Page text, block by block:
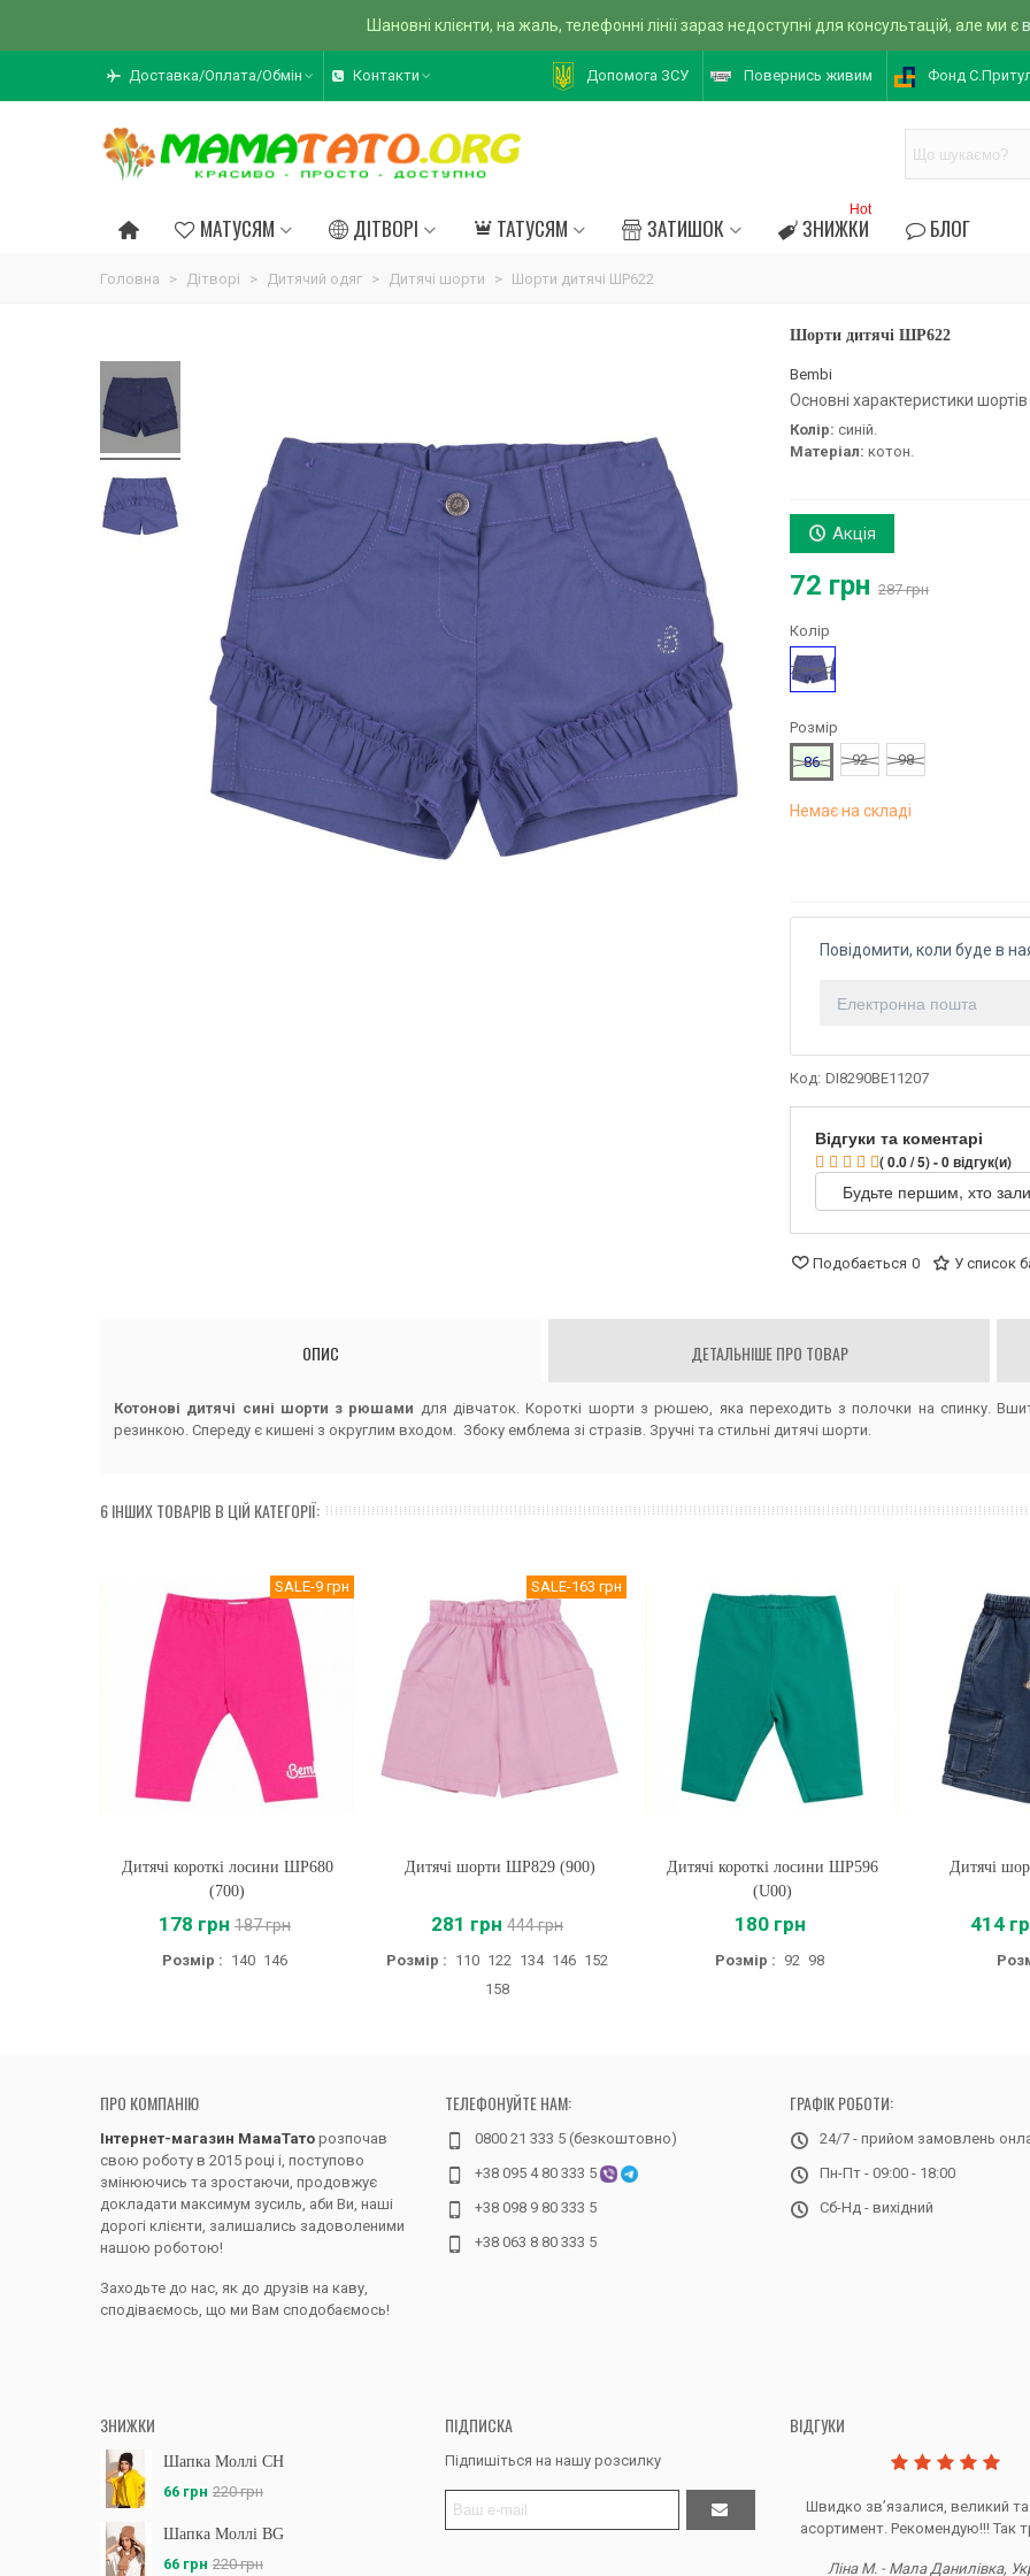
Шановні клієнти, на жаль, телефонні лінії зараз недоступні для консультацій, але ми є
Доставка/Оплата/Обмін Контакти Допомога ЗСУ Повернись живим Фонд
МАТУСЯМ ДІТВОРІ ТАТУСЯМ ЗАТИШОК ЗНИЖКИ
Hot
БЛОГ
Головна > Дітворі > Дитячий одяг > Дитячі шорти > Шорти дитячі ШР622
Шорти дитячі ШР622
Bembi
Основні характеристики
Колір: синій.
Матеріал: котон.
Акція
72 грн 287 грн
Колір
Синій
Розмір
86
92 98
Немає на складі
Повідомити, коли буде в
Код: DI8290BE11207
Відгуки та коментарі
( 0.0 / 5) - 0 відгук(и)
Будьте першим, хто
Подобається 0 У список
ОПИС ДЕТАЛЬНІШЕ ПРО ТОВАР
Котонові дитячі сині шорти з рюшами для дівчаток. Короткі шорти з рюшею, яка переходить з полочки на спинку.
резинкою. Спереду є кишені з округлим входом. Збоку емблема зі стразів. Зручні та стильні дитячі шорти.
6 ІНШИХ ТОВАРІВ В ЦІЙ КАТЕГОРІЇ:
SALE-9 грн
Купити
Дитячі короткі лосини ШР680
(700)
178 грн 187 грн
Розмір : 140 146
SALE-163 грн
Купити
Дитячі шорти ШР829 (900)
281 грн 444 грн
Розмір : 110 122 134 146 152
158
Купити
Дитячі короткі лосини ШР596
(U00)
180 грн
Розмір : 92 98
Дитячі
414
ПРО КОМПАНІЮ
Інтернет-магазин МамаТато розпочав
свою роботу в 2015 році і, поступово
змінюючись та зростаючи, продовжує
докладати максимум зусиль, аби Ви, наші
дорогі клієнти, залишались задоволеними
нашою роботою!
Заходьте до нас, як до друзів на каву,
сподіваємось, що ми Вам сподобаємось!
ТЕЛЕФОНУЙТЕ НАМ:
0800 21 333 5 (безкоштовно)
+38 095 4 80 333 5
+38 098 9 80 333 5
+38 063 8 80 333 5
ГРАФІК РОБОТИ:
24/7 - прийом замовлень
Пн-Пт - 09:00 - 18:00
Сб-Нд - вихідний
ЗНИЖКИ
Шапка Моллі CH
66 грн 220 грн
Шапка Моллі BG
66 грн 220 грн
ПІДПИСКА
Підпишіться на нашу розсилку
ВІДГУКИ
Дякую за все, продавець супер.
Швидко звʼязалися, великий та
асортимент. Рекомендую!!! Так
Ліна М. - Мала Данилівка,